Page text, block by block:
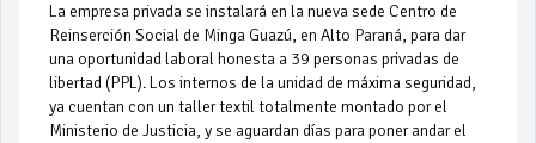
La empresa privada se instalará en la nueva sede Centro de
Reinserción Social de Minga Guazú, en Alto Paraná, para dar
una oportunidad laboral honesta a 39 personas privadas de
libertad (PPL). Los internos de la unidad de máxima seguridad,
ya cuentan con un taller textil totalmente montado por el
Ministerio de Justicia, y se aguardan días para poner andar el